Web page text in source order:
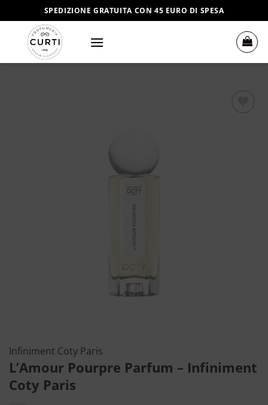
ai
contenuti
SPEDIZIONE GRATUITA CON 45 EURO DI SPESA
Infiniment Coty Paris
L’Amour Pourpre Parfum – Infiniment
Coty Paris